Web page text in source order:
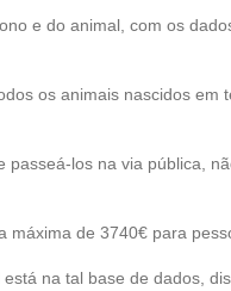
e do animal, com os
os animais nascidos
los na via pública,
de 3740€ para
na tal base de dados,